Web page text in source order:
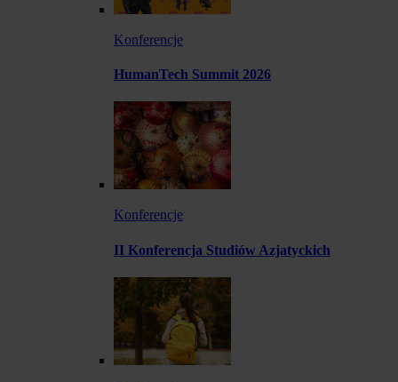
Konferencje
HumanTech Summit 2026
Konferencje
II Konferencja Studiów Azjatyckich